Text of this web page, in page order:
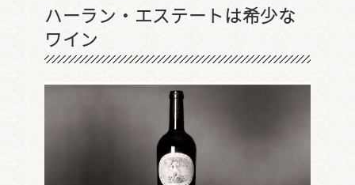
ハーラン・エステートは希少な
ワイン